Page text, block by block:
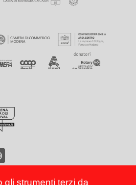
gli strumenti terzi da